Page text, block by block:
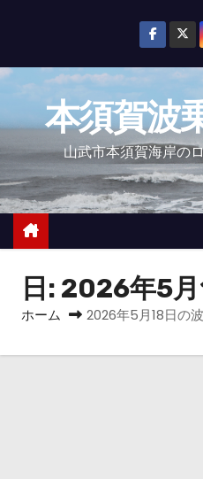
ン
へ
キ
ッ
本須賀波
山武市本須賀海岸の
日: 2026年5月
ホーム 2026年5月18日の